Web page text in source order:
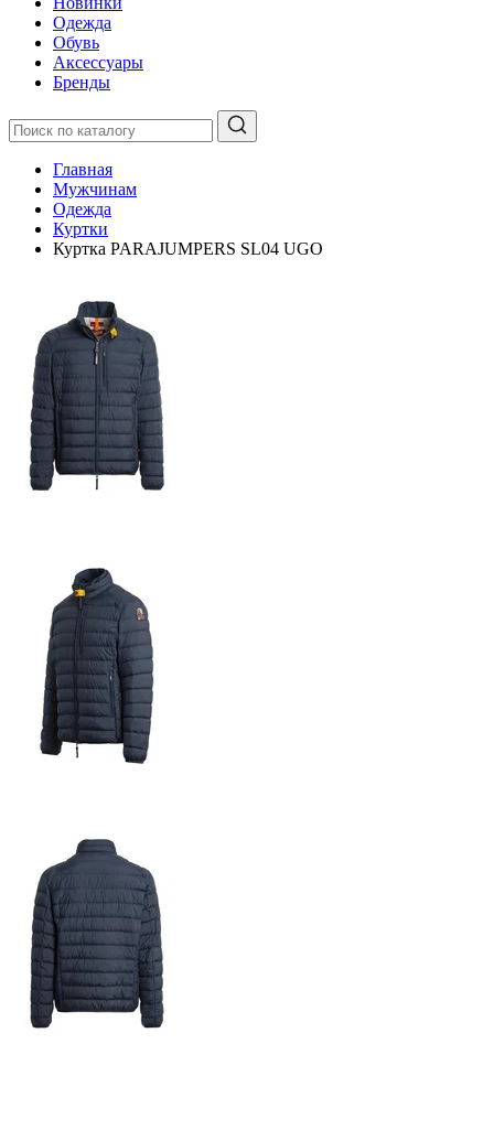
Одежда
Обувь
Аксессуары
Бренды
Главная
Мужчинам
Одежда
Куртки
Куртка PARAJUMPERS SL04 UGO